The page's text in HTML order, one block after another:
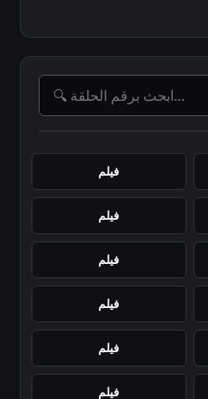
فيلم
فيلم
فيلم
فيلم
فيلم
فيلم